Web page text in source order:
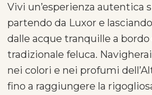
Vivi un’esperienza autentica
partendo da Luxor e
dalle acque tranquille a bordo
tradizionale feluca.
nei colori e nei profumi
fino a raggiungere la